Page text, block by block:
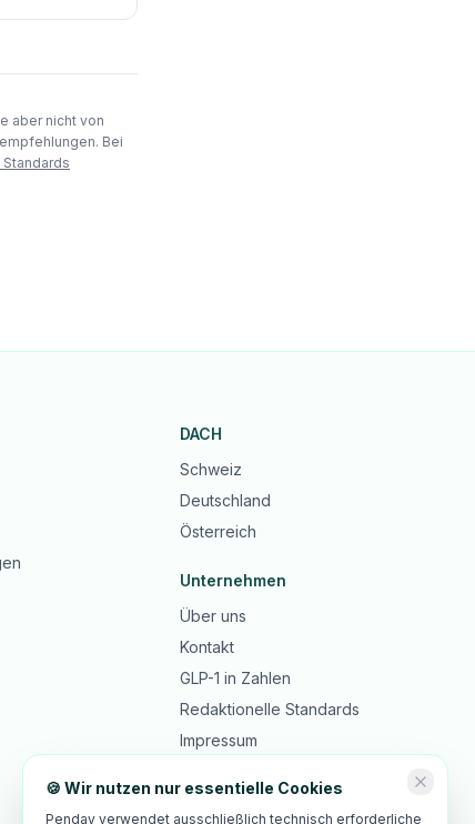
aber nicht von
Bei
DACH
Schweiz
Deutschland
Österreich
Unternehmen
Über uns
Kontakt
GLP-1 in Zahlen
Redaktionelle Standards
Impressum
🍪 Wir nutzen nur essentielle Cookies
Penday verwendet ausschließlich technisch erforderliche